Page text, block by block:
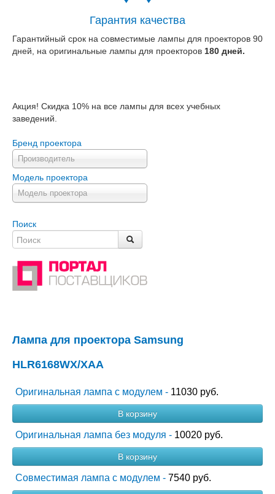
Гарантия качества
Гарантийный срок на совместимые лампы для проекторов 90
дней, на оригинальные лампы для проекторов 180 дней.
Акция! Скидка 10% на все лампы для всех учебных
заведений.
Бренд проектора
Производитель
Модель проектора
Модель проектора
Поиск
Лампа для проектора Samsung
HLR6168WX/XAA
Оригинальная лампа с модулем - 11030 руб.
В корзину
Оригинальная лампа без модуля - 10020 руб.
В корзину
Совместимая лампа с модулем - 7540 руб.